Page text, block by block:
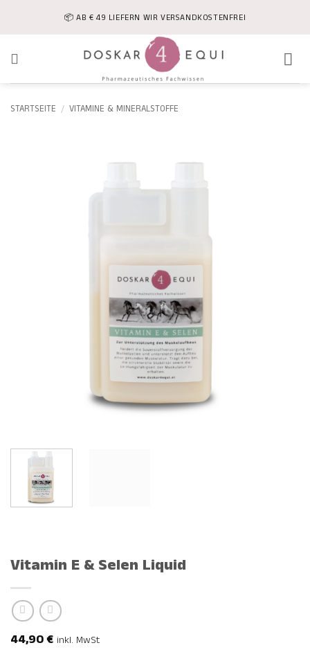
📦 AB € 49 LIEFERN WIR VERSANDKOSTENFREI
STARTSEITE / VITAMINE & MINERALSTOFFE
Vitamin E & Selen Liquid
44,90€ inkl. MwSt